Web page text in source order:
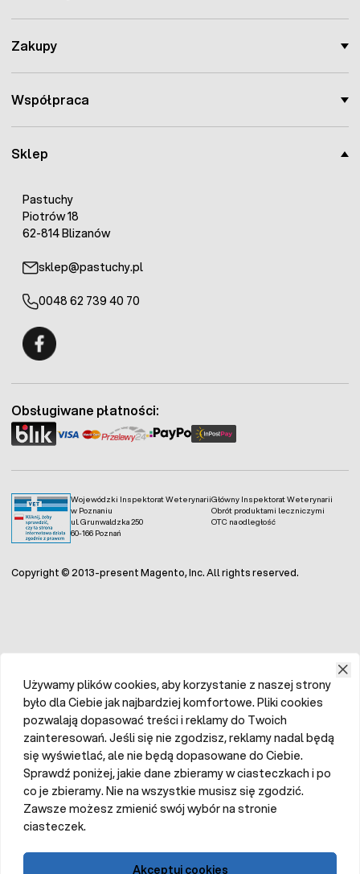
Sklep
Pastuchy
Piotrów 18
62-814 Blizanów
sklep@pastuchy.pl
0048 62 739 40 70
Zakupy
Współpraca
Wojewódzki Inspektorat Weterynarii
w Poznaniu
ul. Grunwaldzka 250
60-166 Poznań
Główny Inspektorat Weterynarii
Obrót produktami leczniczymi
OTC na odległość
Obsługiwane płatności:
Copyright © 2013-present Magento, Inc. All rights reserved.
Używamy plików cookies, aby korzystanie z naszej strony
było dla Ciebie jak najbardziej komfortowe. Pliki cookies
pozwalają dopasować treści i reklamy do Twoich
zainteresowań. Jeśli się nie zgodzisz, reklamy nadal będą
się wyświetlać, ale nie będą dopasowane do Ciebie.
Sprawdź poniżej, jakie dane zbieramy w ciasteczkach i po
co je zbieramy. Nie na wszystkie musisz się zgodzić.
Zawsze możesz zmienić swój wybór na stronie
ciasteczek.
Akceptuj cookies